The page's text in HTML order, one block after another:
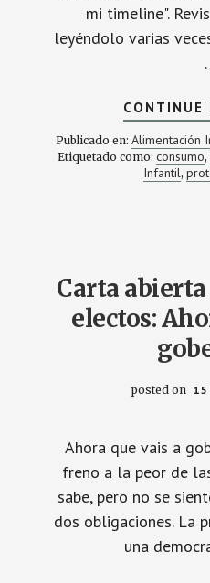
mi timeline".
leyéndolo varias
CONTINUE
Publicado en: Alimentación
Etiquetado como:consumo,
Infantil,
Carta
electos:
posted on 15
Ahora que vais a
freno a la peor de
sabe, pero no se
dos obligaciones. La
una